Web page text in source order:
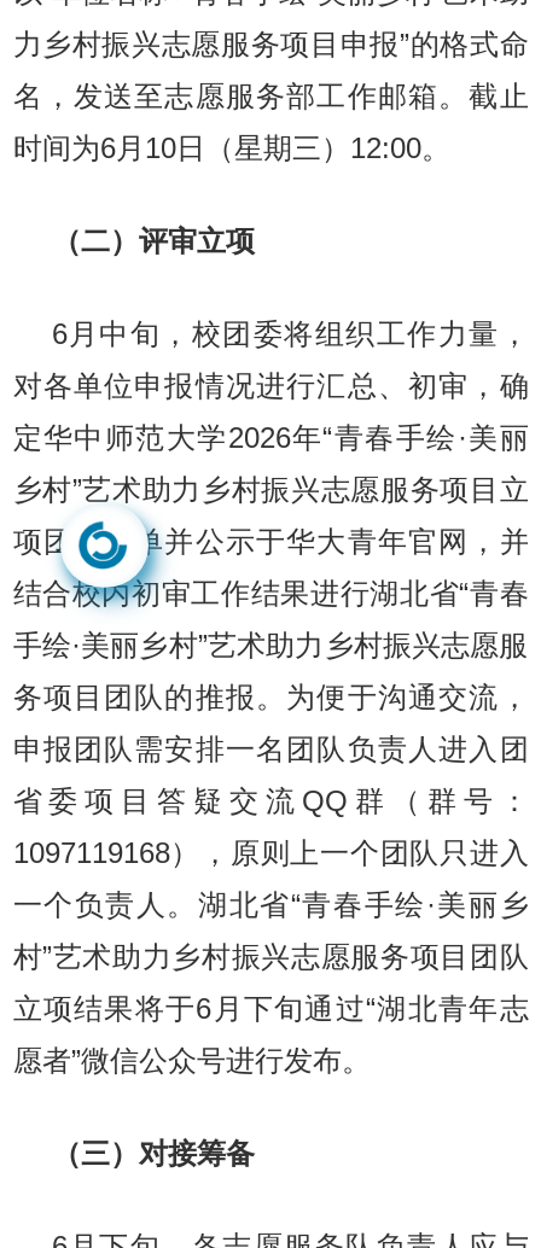
力乡村振兴志愿服务项目申报”的格式命
名，发送至志愿服务部工作邮箱。截止
时间为6月10日（星期三）12:00。
（二）评审立项
6月中旬，校团委将组织工作力量，
对各单位申报情况进行汇总、初审，确
定华中师范大学2026年“青春手绘·美丽
乡村”艺术助力乡村振兴志愿服务项目立
项团队名单并公示于华大青年官网，并
结合校内初审工作结果进行湖北省“青春
手绘·美丽乡村”艺术助力乡村振兴志愿服
务项目团队的推报。为便于沟通交流，
申报团队需安排一名团队负责人进入团
省委项目答疑交流QQ群（群号：
1097119168），原则上一个团队只进入
一个负责人。湖北省“青春手绘·美丽乡
村”艺术助力乡村振兴志愿服务项目团队
立项结果将于6月下旬通过“湖北青年志
愿者”微信公众号进行发布。
（三）对接筹备